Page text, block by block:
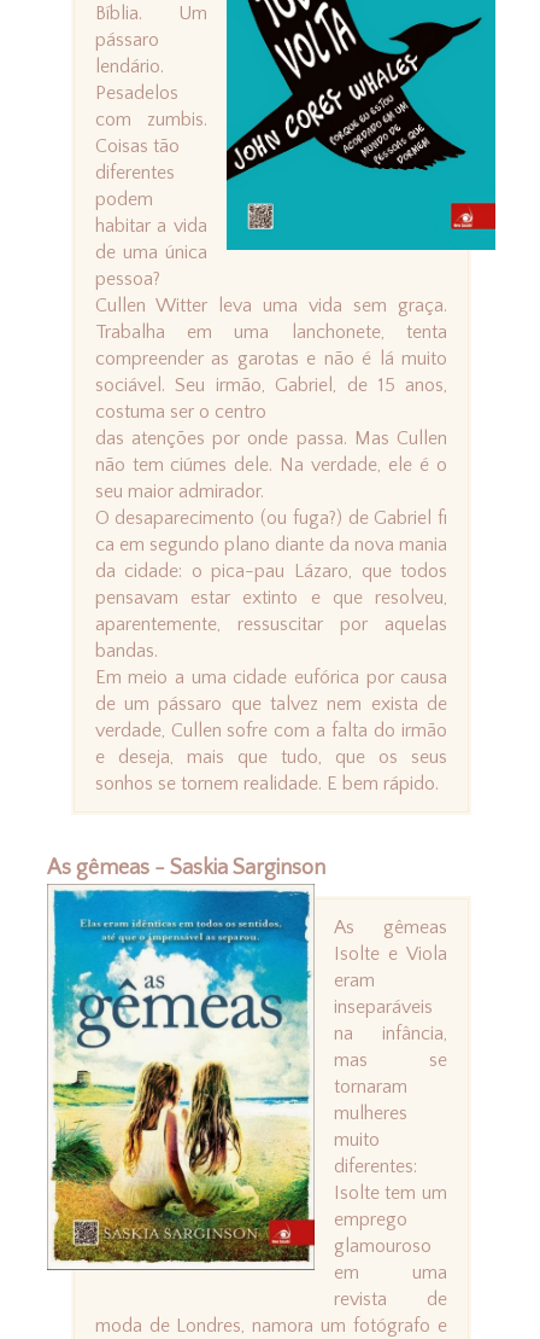
Bíblia. Um
pássaro
lendário.
Pesadelos
com zumbis.
Coisas tão
diferentes
podem
habitar a vida
de uma única
pessoa?
Cullen Witter leva uma vida sem graça.
Trabalha em uma lanchonete, tenta
compreender as garotas e não é lá muito
sociável. Seu irmão, Gabriel, de 15 anos,
costuma ser o centro
das atenções por onde passa. Mas Cullen
não tem ciúmes dele. Na verdade, ele é o
seu maior admirador.
O desaparecimento (ou fuga?) de Gabriel fi
ca em segundo plano diante da nova mania
da cidade: o pica-pau Lázaro, que todos
pensavam estar extinto e que resolveu,
aparentemente, ressuscitar por aquelas
bandas.
Em meio a uma cidade eufórica por causa
de um pássaro que talvez nem exista de
verdade, Cullen sofre com a falta do irmão
e deseja, mais que tudo, que os seus
sonhos se tornem realidade. E bem rápido.
As gêmeas - Saskia Sarginson
As gêmeas
Isolte e Viola
eram
inseparáveis
na infância,
mas se
tornaram
mulheres
muito
diferentes:
Isolte tem um
emprego
glamouroso
em uma
revista de
moda de Londres, namora um fotógrafo e